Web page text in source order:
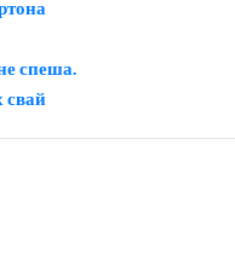
спеша.
свай